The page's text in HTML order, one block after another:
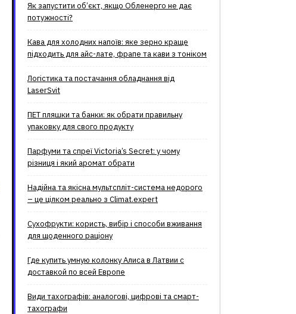
Як запустити об’єкт, якщо Обленерго не дає
потужності?
Кава для холодних напоїв: яке зерно краще
підходить для айс-лате, фрапе та кави з тоніком
Логістика та постачання обладнання від
LaserSvit
ПЕТ пляшки та банки: як обрати правильну
упаковку для свого продукту
Парфуми та спреї Victoria’s Secret: у чому
різниця і який аромат обрати
Надійна та якісна мультспліт-система недорого
– це цілком реально з Climat.еxpert
Сухофрукти: користь, вибір і способи вживання
для щоденного раціону
Где купить умную колонку Алиса в Латвии с
доставкой по всей Европе
Види тахографів: аналогові, цифрові та смарт-
тахографи